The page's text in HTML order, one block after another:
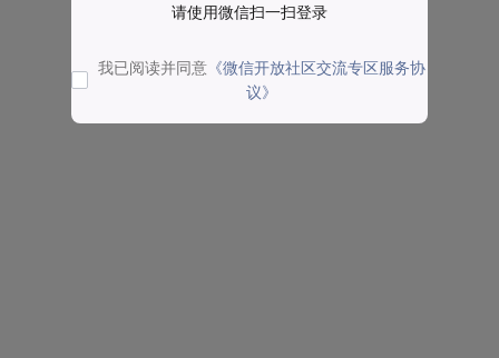
请使用微信扫一扫登录
我已阅读并同意 《微信开放社区交流专区服务协
议》